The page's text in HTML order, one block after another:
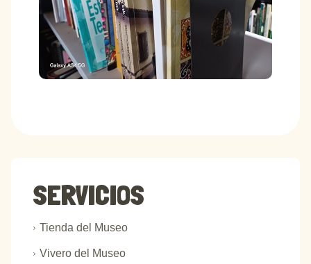
SERVICIOS
Tienda del Museo
Vivero del Museo